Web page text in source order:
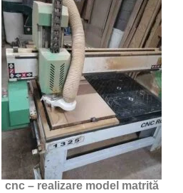
cnc – realizare model matrită